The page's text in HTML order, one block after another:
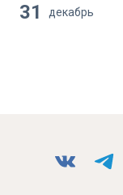
31 декабрь